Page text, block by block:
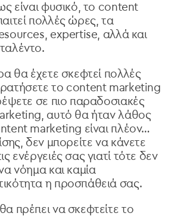
είναι φυσικό, το content
πολλές ώρες, τα
expertise, αλλά και
θα έχετε σκεφτεί πολλές
το content marketing
σε πιο παραδοσιακές
αυτό θα ήταν λάθος
marketing είναι πλέον…
δεν μπορείτε να κάνετε
ενέργειές σας γιατί τότε δεν
νόημα και καμία
η προσπάθειά σας.
πρέπει να σκεφτείτε το